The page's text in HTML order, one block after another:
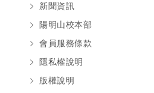
新聞資訊
陽明山校本部
會員服務條款
隱私權說明
版權說明